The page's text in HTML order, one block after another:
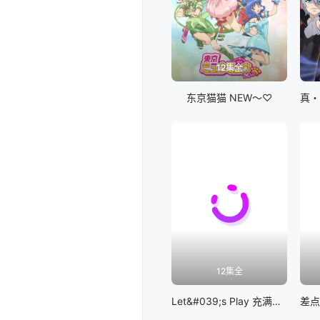
12集全
东京猫猫 NEW～♡
12集全
Let&#039;s Play 充满挑战的人生